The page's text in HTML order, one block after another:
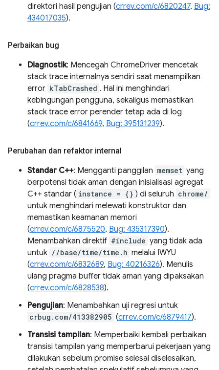
direktori hasil pengujian (crrev.com/c/6820247, Bug:
434017035).
Perbaikan bug
Diagnostik: Mencegah ChromeDriver mencetak
stack trace internalnya sendiri saat menampilkan
error kTabCrashed . Hal ini menghindari
kebingungan pengguna, sekaligus memastikan
stack trace error perender tetap ada di log
(crrev.com/c/6841669, Bug: 395131239).
Perubahan dan refaktor internal
Standar C++: Mengganti panggilan memset yang
berpotensi tidak aman dengan inisialisasi agregat
C++ standar ( instance = {} ) di seluruh chrome/
untuk menghindari melewati konstruktor dan
memastikan keamanan memori
(crrev.com/c/6875520, Bug: 435317390).
Menambahkan direktif #include yang tidak ada
untuk //base/time/time.h melalui IWYU
(crrev.com/c/6832689, Bug: 40216326). Menulis
ulang pragma buffer tidak aman yang dipaksakan
(crrev.com/c/6828538).
Pengujian: Menambahkan uji regresi untuk
crbug.com/413382905 (crrev.com/c/6879417).
Transisi tampilan: Memperbaiki kembali perbaikan
transisi tampilan yang memperbarui pekerjaan yang
dilakukan sebelum promise selesai diselesaikan,